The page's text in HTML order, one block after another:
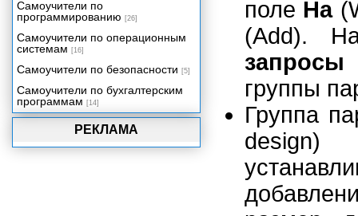
поле На
(Add).
запросы
группы
Группа
design)
РЕКЛАМА
Особенности сетевых
Проекты Microsoft Access 2002
Репликация баз данных
Миграция приложений
Администрирование баз данных
Приложение 1. Глоссарий.
Приложение 2. Сетевое
Самоучители по
программированию [26]
Самоучители по операционным
системам [16]
Самоучители по безопасности [5]
Самоучители по бухгалтерским
программам [14]